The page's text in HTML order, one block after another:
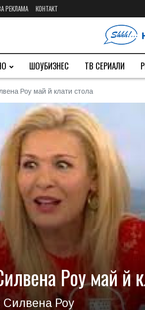
РЕКЛАМА КОНТАКТ
ШОУБИЗНЕС ТВ СЕРИАЛИ
Роу май й клати стола
Роу май й
Силвена Роу